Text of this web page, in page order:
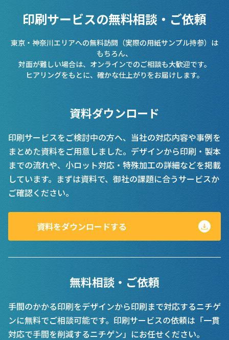
印刷サービスの無料相談・ご依頼
東京・神奈川エリアへの無料訪問（実際の用紙サンプル持参）は
もちろん、
対面が難しい場合は、オンラインでのご相談も大歓迎です。
ヒアリングをもとに、確かな仕上がりをお届けします。
資料ダウンロード
印刷サービスをご検討中の方へ、当社の対応内容や事例を
まとめた資料をご用意しました。デザインから印刷・製本
までの流れや、小ロット対応・特殊加工の詳細などを掲載
しています。まずは資料で、御社の課題に合うサービスか
ご確認ください。
資料をダウンロードする
無料相談・ご依頼
手間のかかる印刷をデザインから印刷まで対応するニチゲ
ンに無料でご相談可能です。印刷サービスの依頼は「一貫
対応で手間を削減するニチゲン」にお任せください。